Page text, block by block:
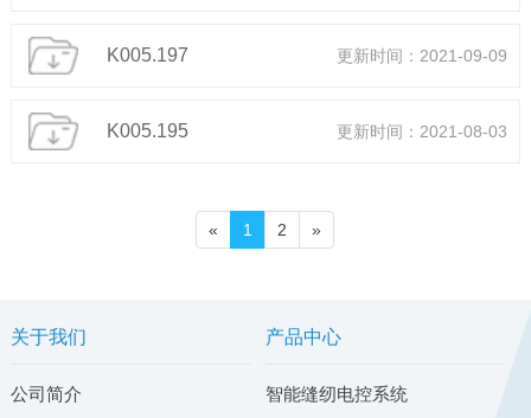
更新时间：2021-09-09
K005.197
更新时间：2021-08-03
K005.195
« 1 2 »
关于我们
公司简介
产品中心
智能缝纫电控系统